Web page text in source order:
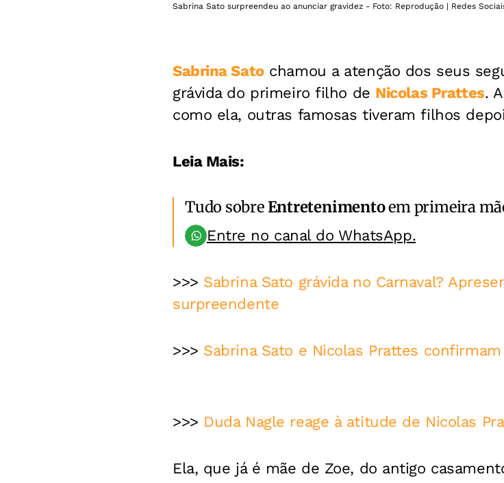
Sabrina Sato surpreendeu ao anunciar gravidez - Foto: Reprodução | Redes
Sabrina Satochamou a atenção dos seus
grávida do primeiro filho de Nicolas Prattes.
como ela, outras famosas tiveram filhos
Leia Mais:
Tudo sobreEntretenimentoem primeira
Entre no canal do WhatsApp.
>>> Sabrina Sato grávida no Carnaval?
surpreendente
>>> Sabrina Sato e Nicolas Prattes confirmam
>>> Duda Nagle reage à atitude de Nicolas
Ela, que já é mãe de Zoe, do antigo